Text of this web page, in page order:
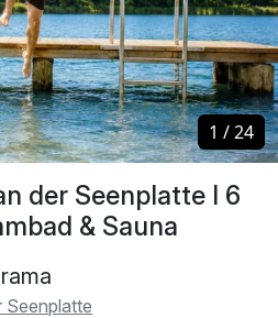
der Seenplatte I 6
& Sauna
Seenplatte
1 /24
1 /24